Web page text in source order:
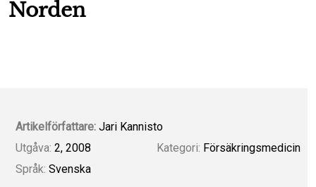
Norden
Artikelförfattare: Jari Kannisto
Utgåva: 2, 2008
Språk: Svenska
Kategori: Försäkringsmedicin